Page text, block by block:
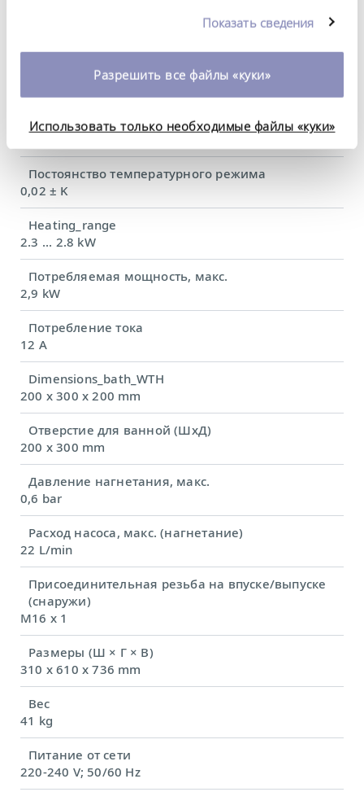
использовании вами их сервисов. Вы можете
изменить или отозвать свое согласие в любое
время. Более подробную информацию об этом вы
Показать сведения
Разрешить все файлы «куки»
Использовать только необходимые файлы «куки»
Диапазон рабочих температур
Рабочий диапазон температур
Диапазон температуры окружающей среды
Постоянство температурного режима
0,02 ± K
Heating_range
2.3 ... 2.8 kW
Потребляемая мощность, макс.
2,9 kW
Потребление тока
12 A
Dimensions_bath_WTH
200 x 300 x 200 mm
Отверстие для ванной (ШхД)
200 x 300 mm
Давление нагнетания, макс.
0,6 bar
Расход насоса, макс. (нагнетание)
22 L/min
Присоединительная резьба на впуске/выпуске
(снаружи)
M16 x 1
Размеры (Ш × Г × В)
310 x 610 x 736 mm
Вес
41 kg
Питание от сети
220-240 V; 50/60 Hz